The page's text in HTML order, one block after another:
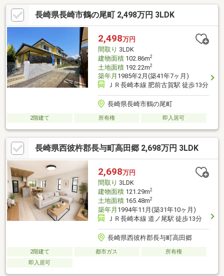
諫早郵便局 徒歩16分・十八親和銀行西諫早支店 徒歩16分
長崎県長崎市鶴の尾町 2,498万円 3LDK
2,498万円
間取り 3LDK
建物面積102.86m2
土地面積192.22m2
築年月 1985年2月(築41年7ヶ月)
ＪＲ長崎本線 肥前古賀駅 徒歩13分
長崎県長崎市鶴の尾町
2階建て 所有権 即入居可
長崎県西彼杵郡長与町高田郷 2,698万円 3LDK
2,698万円
間取り 3LDK
建物面積121.29m2
土地面積165.48m2
築年月 1994年11月(築31年10ヶ月)
ＪＲ長崎本線 道ノ尾駅 徒歩13分
長崎県西彼杵郡長与町高田郷
2階建て 都市ガス
所有権
即入居可